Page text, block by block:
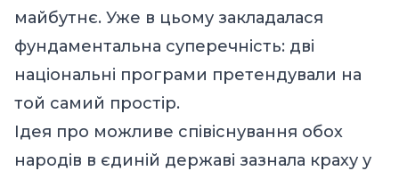
майбутнє. Уже в цьому закладалася
фундаментальна суперечність: дві
національні програми претендували на
той самий простір.
Ідея про можливе співіснування обох
народів в єдиній державі зазнала краху у